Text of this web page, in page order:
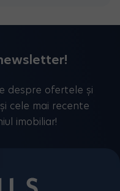
despre ofertele și
cele mai recente
imobiliar!